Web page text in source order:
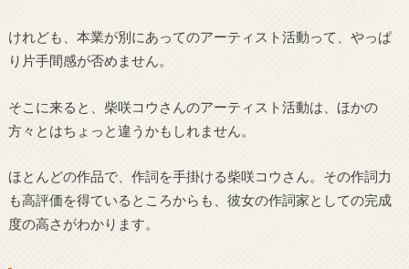
けれども、本業が別にあってのアーティスト活動って、やっぱ
り片手間感が否めません。
そこに来ると、柴咲コウさんのアーティスト活動は、ほかの
方々とはちょっと違うかもしれません。
ほとんどの作品で、作詞を手掛ける柴咲コウさん。その作詞力
も高評価を得ているところからも、彼女の作詞家としての完成
度の高さがわかります。